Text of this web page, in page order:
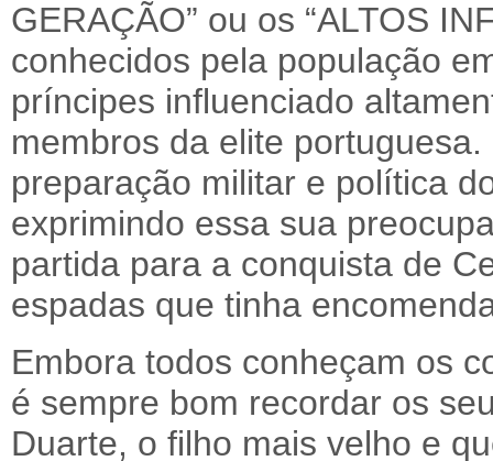
GERAÇÃO” ou os “ALTOS
conhecidos pela população
príncipes influenciado
membros da elite
preparação militar e política
exprimindo essa sua
partida para a conquista de
espadas que tinha
Embora todos conheçam os
é sempre bom recordar os
Duarte, o filho mais velho e